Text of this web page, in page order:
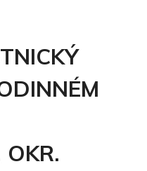
OKR.